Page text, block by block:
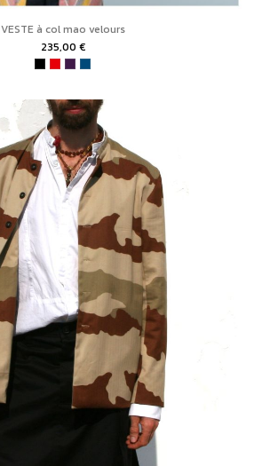
VESTE à col mao velours
235,00 €